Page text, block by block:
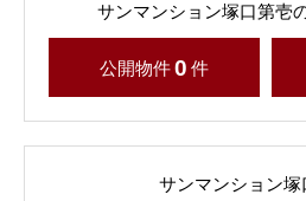
サンマンション塚口第壱
公開物件0 件
サンマンション塚